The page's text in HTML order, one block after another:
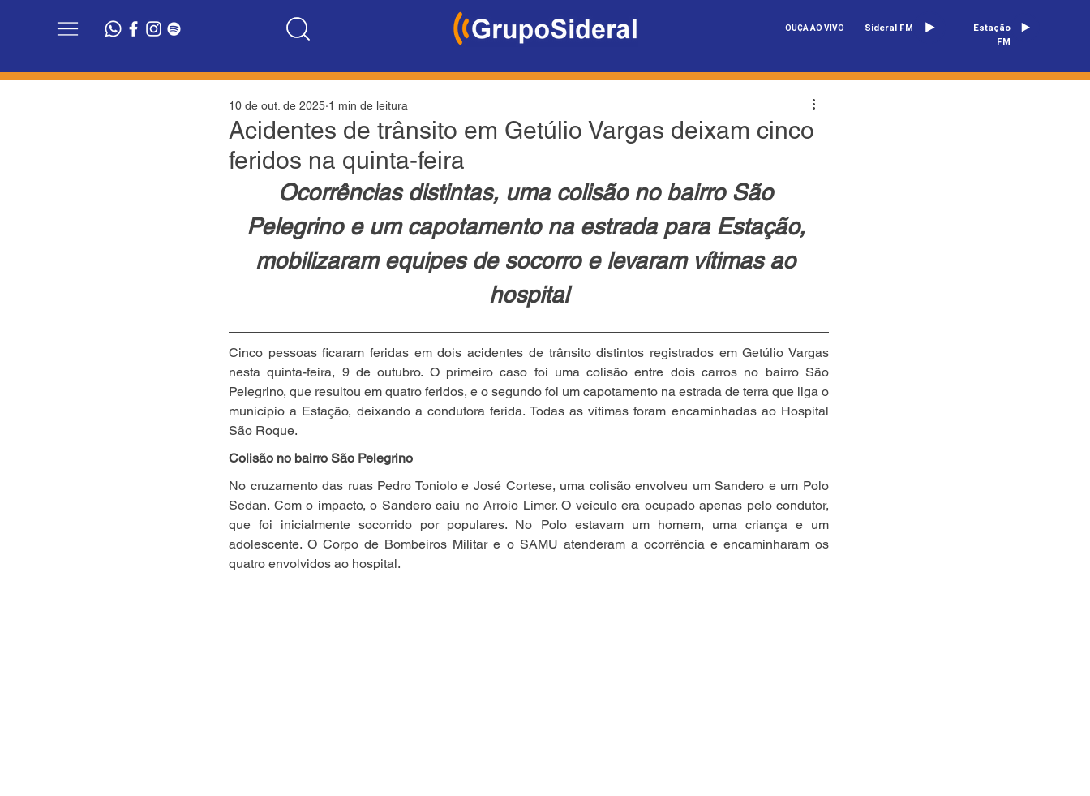
OUÇA AO VIVO Sideral FM
Estação
FM
Acidentes de trânsito em Getúlio Vargas deixam cinco
feridos na quinta-feira
10 de out. de 2025 1 min de leitura
Ocorrências distintas, uma colisão no bairro São
Pelegrino e um capotamento na estrada para Estação,
mobilizaram equipes de socorro e levaram vítimas ao
hospital
Cinco pessoas ficaram feridas em dois acidentes de trânsito distintos registrados em Getúlio Vargas
nesta quinta-feira, 9 de outubro. O primeiro caso foi uma colisão entre dois carros no bairro São
Pelegrino, que resultou em quatro feridos, e o segundo foi um capotamento na estrada de terra que liga o
município a Estação, deixando a condutora ferida. Todas as vítimas foram encaminhadas ao Hospital
São Roque.
Colisão no bairro São Pelegrino
No cruzamento das ruas Pedro Toniolo e José Cortese, uma colisão envolveu um Sandero e um Polo
Sedan. Com o impacto, o Sandero caiu no Arroio Limer. O veículo era ocupado apenas pelo condutor,
que foi inicialmente socorrido por populares. No Polo estavam um homem, uma criança e um
adolescente. O Corpo de Bombeiros Militar e o SAMU atenderam a ocorrência e encaminharam os
quatro envolvidos ao hospital.